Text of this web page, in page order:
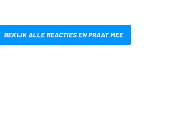
BEKIJK ALLE REACTIES EN PRAAT MEE